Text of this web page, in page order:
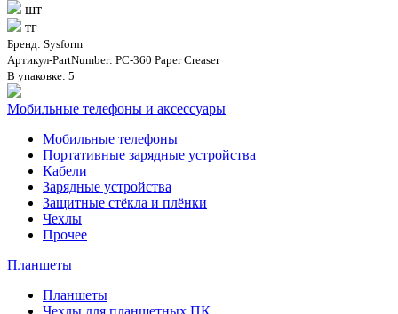
шт
тг
Бренд: Sysform
Артикул-PartNumber: PC-360 Paper Creaser
В упаковке: 5
Мобильные телефоны и аксессуары
Мобильные телефоны
Портативные зарядные устройства
Кабели
Зарядные устройства
Защитные стёкла и плёнки
Чехлы
Прочее
Планшеты
Планшеты
Чехлы для планшетных ПК